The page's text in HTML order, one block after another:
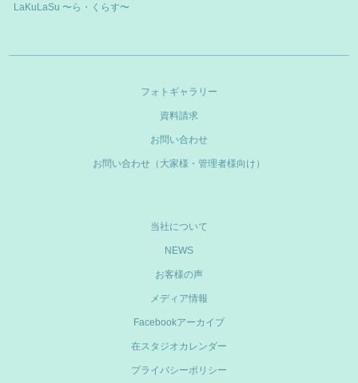
LaKuLaSu 〜ら・くらす〜
フォトギャラリー
資料請求
お問い合わせ
お問い合わせ（大家様・管理者様向け）
当社について
NEWS
お客様の声
メディア情報
Facebookアーカイブ
在スタジオカレンダー
プライバシーポリシー